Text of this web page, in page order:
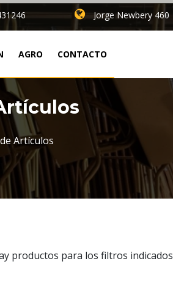
Jorge Newbery 460
AGRO CONTACTO
Artículos
productos para los filtros indicados